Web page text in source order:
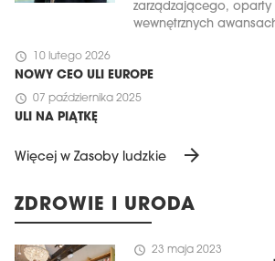
zarządzającego, oparty
wewnętrznych
schedule 10 lutego 2026
NOWY CEO ULI EUROPE
schedule 07 października 2025
ULI NA PIĄTKĘ
Więcej w Zasoby ludzkie arrow_forward
ZDROWIE I URODA
schedule 23 maja 2023